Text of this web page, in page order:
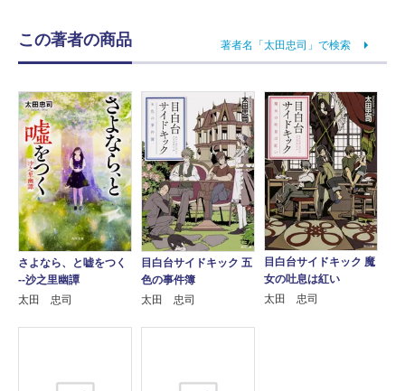
この著者の商品 著者名「太田忠司」で検索
さよなら、と嘘をつく
‐‐沙之里幽譚
太田 忠司
目白台サイドキック 五
色の事件簿
太田 忠司
目白台サイドキック 魔
女の吐息は紅い
太田 忠司